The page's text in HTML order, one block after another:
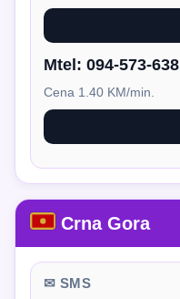
Mtel: 094-573-638
Cena 1.40 KM/min.
Crna Gora
✉ SMS